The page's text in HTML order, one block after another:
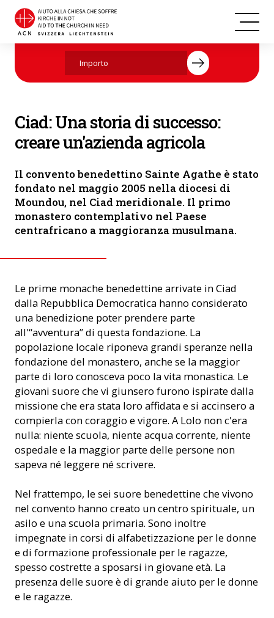
Aiutate ora con la vostra donazione.
Ciad: Una storia di successo:
creare un'azienda agricola
Il convento benedettino Sainte Agathe è stato
fondato nel maggio 2005 nella diocesi di
Moundou, nel Ciad meridionale. Il primo
monastero contemplativo nel Paese
centrafricano a maggioranza musulmana.
Le prime monache benedettine arrivate in Ciad
dalla Repubblica Democratica hanno considerato
una benedizione poter prendere parte
all'“avventura” di questa fondazione. La
popolazione locale riponeva grandi speranze nella
fondazione del monastero, anche se la maggior
parte di loro conosceva poco la vita monastica. Le
giovani suore che vi giunsero furono ispirate dalla
missione che era stata loro affidata e si accinsero a
compierla con coraggio e vigore. A Lolo non c'era
nulla: niente scuola, niente acqua corrente, niente
ospedale e la maggior parte delle persone non
sapeva né leggere né scrivere.
Nel frattempo, le sei suore benedettine che vivono
nel convento hanno creato un centro spirituale, un
asilo e una scuola primaria. Sono inoltre
impegnate in corsi di alfabetizzazione per le donne
e di formazione professionale per le ragazze,
spesso costrette a sposarsi in giovane età. La
presenza delle suore è di grande aiuto per le donne
e le ragazze.